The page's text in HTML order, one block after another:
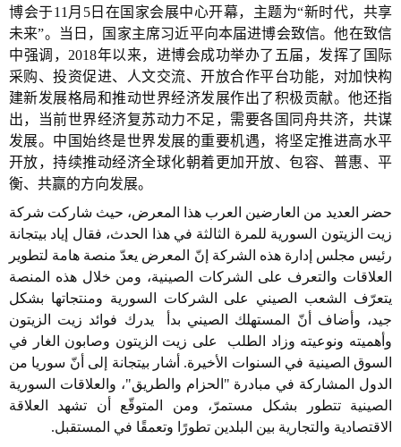
博会于11 月 5日在国家会展中心开幕，主题为“新时代，共享
未来”。当日，国家主席习近平向本届进博会致信。他在致信
中强调， 2018年以来，进博会成功举办了五届，发挥了国际
采购、投资促进、人文交流、开放合作平台功能，对加快构
建新发展格局和推动世界经济发展作出了积极贡献。他还指
出，当前世界经济复苏动力不足，需要各国同舟共济，共谋
发展。中国始终是世界发展的重要机遇，将坚定推进高水平
开放，持续推动经济全球化朝着更加开放、包容、普惠、平
衡、共赢的方向发展。
حضر العديد من العارضين العرب هذا المعرض، حيث شاركت شركة
زيت الزيتون السورية للمرة الثالثة في هذا الحدث، فقال إياد بيتجانة
رئيس مجلس إدارة هذه الشركة إنّ المعرض يعدّ منصة هامة لتطوير
العلاقات والتعرف على الشركات الصينية، ومن خلال هذه المنصة
يتعرّف الشعب الصيني على الشركات السورية ومنتجاتها بشكل
جيد، وأضاف أنّ المستهلك الصيني بدأ يدرك فوائد زيت الزيتون
وأهميته ونوعيته وزاد الطلب على زيت الزيتون وصابون الغار في
السوق الصينية في السنوات الأخيرة. أشار بيتجانة إلى أنّ سوريا من
الدول المشاركة في مبادرة "الحزام والطريق"، والعلاقات السورية
الصينية تتطور بشكل مستمرّ، ومن المتوقّع أن تشهد العلاقة
الاقتصادية والتجارية بين البلدين تطورًا وتعمقًا في المستقبل.